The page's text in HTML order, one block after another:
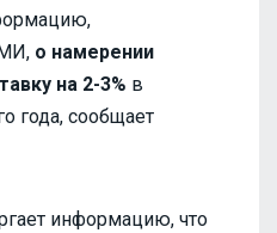
о намерении
на 2-3% в
года, сообщает
информацию, что